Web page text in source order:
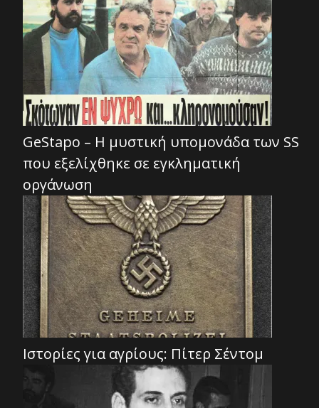
GeStapo – Η μυστική υπομονάδα των SS
που εξελίχθηκε σε εγκληματική
οργάνωση
Ιστορίες για αγρίους: Πίτερ Σέντομ